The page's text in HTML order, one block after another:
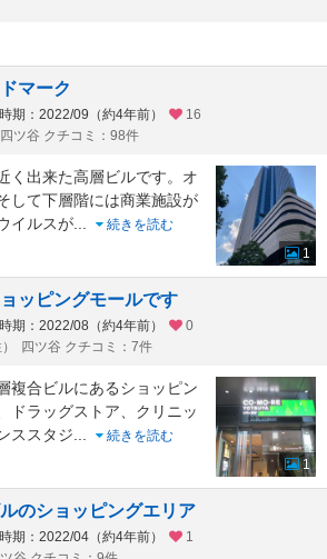
マーク
期：2022/09（約4年前）
16
四ツ谷 クチコミ：98件
く出来た高層ビルです。オ
して下層階には商業施設が
イルスが...
続きを読む
1
ッピングモールです
期：2022/08（約4年前）
0
四ツ谷 クチコミ：7件
複合ビルにあるショッピン
ドラッグストア、クリニッ
ススタジ...
続きを読む
1
のショッピングエリア
期：2022/04（約4年前）
1